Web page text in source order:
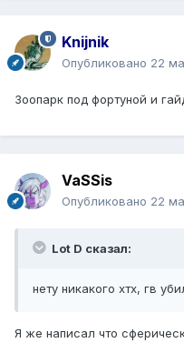
Knijnik
Опубликовано 22
Зоопарк под фортуной и
VaSSis
Опубликовано 22
Lot D сказал:
нету никакого хтх, гв
Я же написал что